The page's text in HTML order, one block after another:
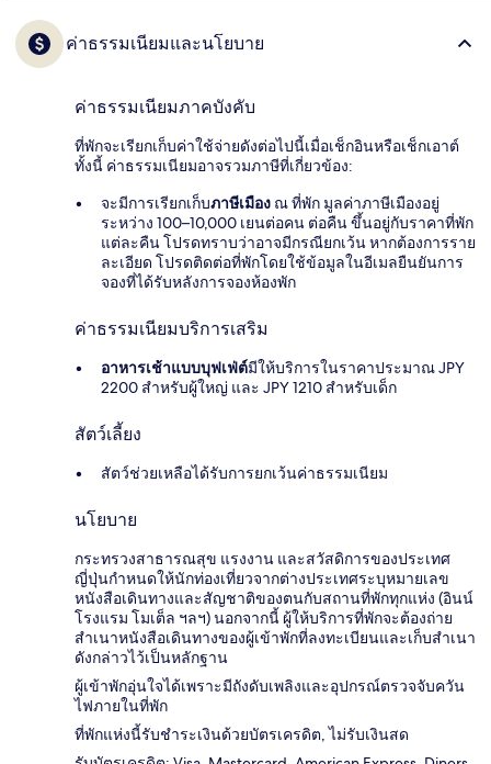
ค่าธรรมเนียมและนโยบาย
ค่าธรรมเนียมภาคบังคับ
ที่พักจะเรียกเก็บค่าใช้จ่ายดังต่อไปนี้เมื่อเช็กอินหรือเช็กเอาต์
ทั้งนี้ ค่าธรรมเนียมอาจรวมภาษีที่เกี่ยวข้อง:
จะมีการเรียกเก็บภาษีเมือง ณ ที่พัก มูลค่าภาษีเมืองอยู่
ระหว่าง 100–10,000 เยนต่อคน ต่อคืน ขึ้นอยู่กับราคาที่พัก
แต่ละคืน โปรดทราบว่าอาจมีกรณียกเว้น หากต้องการราย
ละเอียด โปรดติดต่อที่พักโดยใช้ข้อมูลในอีเมลยืนยันการ
จองที่ได้รับหลังการจองห้องพัก
ค่าธรรมเนียมบริการเสริม
อาหารเช้าแบบบุฟเฟ่ต์มีให้บริการในราคาประมาณ JPY
2200 สำหรับผู้ใหญ่ และ JPY 1210 สำหรับเด็ก
สัตว์เลี้ยง
สัตว์ช่วยเหลือได้รับการยกเว้นค่าธรรมเนียม
นโยบาย
กระทรวงสาธารณสุข แรงงาน และสวัสดิการของประเทศ
ญี่ปุ่นกำหนดให้นักท่องเที่ยวจากต่างประเทศระบุหมายเลข
หนังสือเดินทางและสัญชาติของตนกับสถานที่พักทุกแห่ง (อินน์
โรงแรม โมเต็ล ฯลฯ) นอกจากนี้ ผู้ให้บริการที่พักจะต้องถ่าย
สำเนาหนังสือเดินทางของผู้เข้าพักที่ลงทะเบียนและเก็บสำเนา
ดังกล่าวไว้เป็นหลักฐาน
ผู้เข้าพักอุ่นใจได้เพราะมีถังดับเพลิงและอุปกรณ์ตรวจจับควัน
ไฟภายในที่พัก
ที่พักแห่งนี้รับชำระเงินด้วยบัตรเครดิต, ไม่รับเงินสด